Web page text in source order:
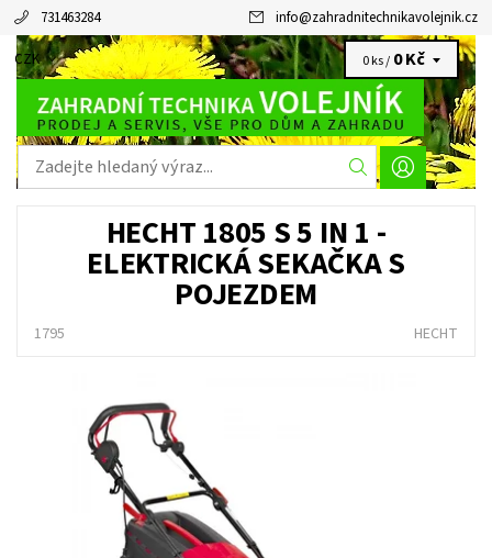
731463284 info@zahradnitechnikavolejnik.cz
CZK 0 ks / 0 Kč
HECHT 1805 S 5 IN 1 -
ELEKTRICKÁ SEKAČKA S
POJEZDEM
1795 HECHT